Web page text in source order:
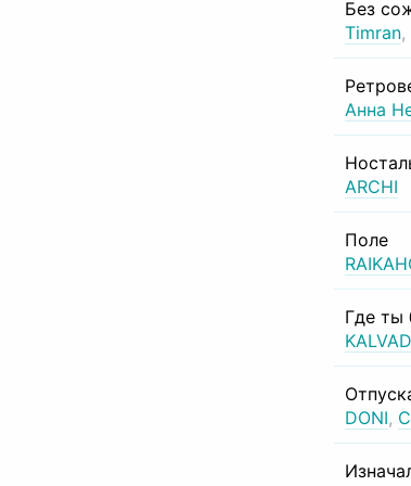
Без
Timran,
Анна
ARCHI
Поле
Где ты
DONI,